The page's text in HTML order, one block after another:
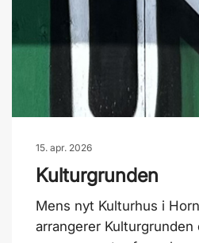
15. apr. 2026
Kulturgrunden
Mens nyt Kulturhus i
arrangerer